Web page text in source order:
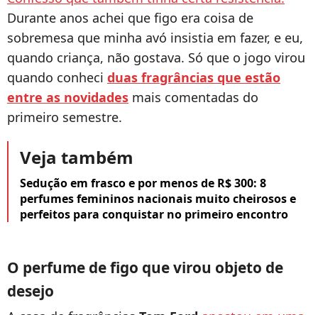
Durante anos achei que figo era coisa de
sobremesa que minha avó insistia em fazer, e eu,
quando criança, não gostava. Só que o jogo virou
quando conheci duas fragrâncias que estão
entre as novidades mais comentadas do
primeiro semestre.
Veja também
Sedução em frasco e por menos de R$ 300: 8
perfumes femininos nacionais muito cheirosos e
perfeitos para conquistar no primeiro encontro
O perfume de figo que virou objeto de
desejo